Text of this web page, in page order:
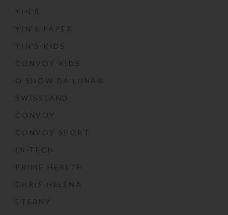
YIN’S
YIN’S PAPER
YIN’S KIDS
CONVOY KIDS
O SHOW DA LUNA®
SWISSLAND
CONVOY
CONVOY SPORT
IN-TECH
PRIME HEALTH
CHRIS HELENA
ETERNY